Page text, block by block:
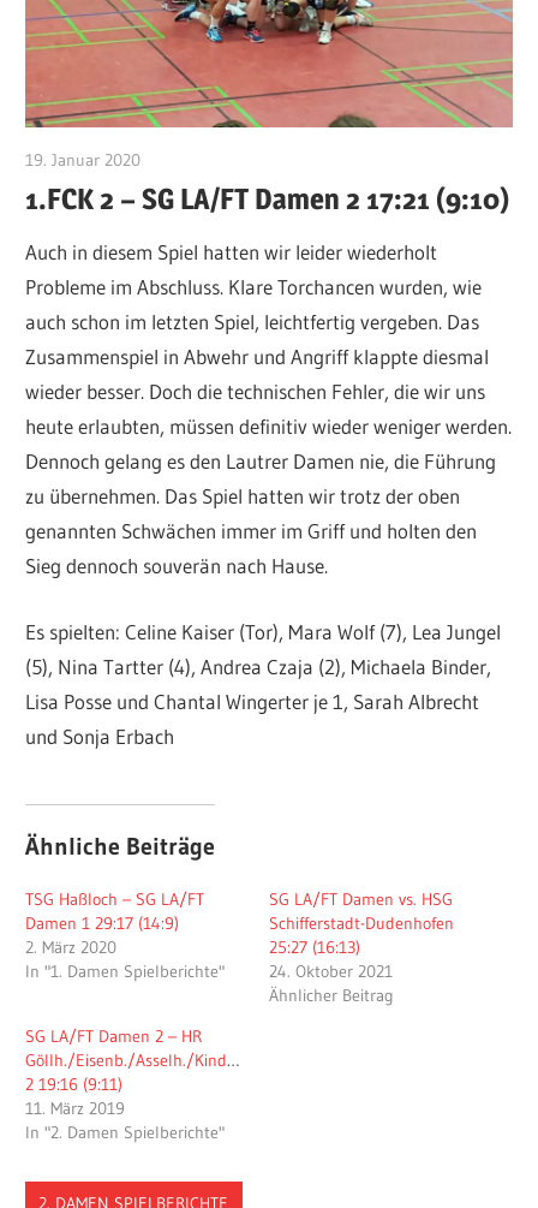
19. Januar 2020
1.FCK 2 – SG LA/FT Damen 2 17:21 (9:10)
Auch in diesem Spiel hatten wir leider wiederholt
Probleme im Abschluss. Klare Torchancen wurden, wie
auch schon im letzten Spiel, leichtfertig vergeben. Das
Zusammenspiel in Abwehr und Angriff klappte diesmal
wieder besser. Doch die technischen Fehler, die wir uns
heute erlaubten, müssen definitiv wieder weniger werden.
Dennoch gelang es den Lautrer Damen nie, die Führung
zu übernehmen. Das Spiel hatten wir trotz der oben
genannten Schwächen immer im Griff und holten den
Sieg dennoch souverän nach Hause.
Es spielten: Celine Kaiser (Tor), Mara Wolf (7), Lea Jungel
(5), Nina Tartter (4), Andrea Czaja (2), Michaela Binder,
Lisa Posse und Chantal Wingerter je 1, Sarah Albrecht
und Sonja Erbach
Ähnliche Beiträge
TSG Haßloch – SG LA/FT
Damen 1 29:17 (14:9)
2. März 2020
In "1. Damen Spielberichte"
SG LA/FT Damen vs. HSG
Schifferstadt-Dudenhofen
25:27 (16:13)
24. Oktober 2021
Ähnlicher Beitrag
SG LA/FT Damen 2 – HR
Göllh./Eisenb./Asselh./Kindenh.
2 19:16 (9:11)
11. März 2019
In "2. Damen Spielberichte"
2. DAMEN SPIELBERICHTE